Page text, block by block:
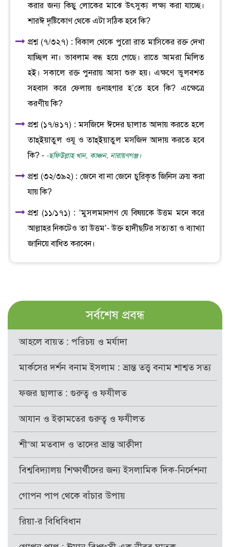
করার জন্য কিছু লোকের মাঝে উৎসুক্য লক্ষ্য করা যাচ্ছে।
শারঈ দৃষ্টিকোণ থেকে এটা সঠিক হবে কি?
প্রশ্ন (৭/৩২৭) : বিকাল থেকে পুরো রাত মাসিকের রক্ত দেখা
যাচ্ছিল না। ভাবলাম বন্ধ হয়ে গেছে। রাতে আমরা মিলিত
হই। সকালে রক্ত পুনরায় আসা শুরু হয়। এক্ষণে ভুলবশত
সহবাস করে ফেলায় গুনাহগার হ’তে হবে কি? এক্ষেত্রে
করণীয় কি?
প্রশ্ন (১৭/৪১৭) : মসজিদে ঈদের ছালাত আদায় করতে হলে
তাহ্ইয়াতুল ওযূ ও তাহ্ইয়াতুল মসজিদ আদায় করতে হবে
কি? - -ছফিউল্লাহ খান, কাঞ্চন, নারায়ণগঞ্জ।
প্রশ্ন (৩২/৩৯২) : জেনে বা না জেনে চুরিকৃত জিনিস ক্রয় করা
যায় কি?
প্রশ্ন (১১/১৭১) : ‘মুসলমানগণ যে বিষয়কে উত্তম মনে করে
আল্লাহর নিকটেও তা উত্তম’- উক্ত হাদীছটির সত্যতা ও ব্যাখ্যা
জানিয়ে বাধিত করবেন।
সর্বশেষ প্রবন্ধ
আহলে বায়ত : পরিচয় ও মর্যাদা
মার্কসের দর্শন বনাম ইসলাম : ভ্রান্ত তত্ত্ব বনাম শাশ্বত সত্য
ফজর ছালাত : গুরুত্ব ও ফযীলত
আযান ও ইক্বামতের গুরুত্ব ও ফযীলত
শী‘আ মতবাদ ও তাদের ভ্রান্ত আক্বীদা
বিশ্ববিদ্যালয় শিক্ষার্থীদের জন্য ইসলামিক দিক-নির্দেশনা
গোপন পাপ থেকে বাঁচার উপায়
রিয়া-র বিধিবিধান